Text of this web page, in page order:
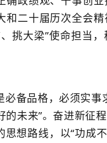
二十届历次全会
挑大梁”使命担当
备品格，必须实事
未来”。奋进新征
想路线，以“功成